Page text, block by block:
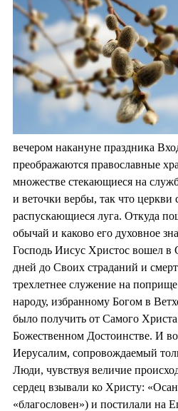
вечером накануне праздника
преображаются православные
множестве стекающиеся на
и веточки вербы, так что церкви
распускающиеся луга. Откуда
обычай и каково его духовное
Господь Иисус Христос вошел в
дней до Своих страданий и
трехлетнее служение на
народу, избранному Богом в
было получить от Самого Христа
Божественном Достоинстве. И
Иерусалим, сопровождаемый
Люди, чувствуя величие
сердец взывали ко Христу:
«благословен») и постилали на